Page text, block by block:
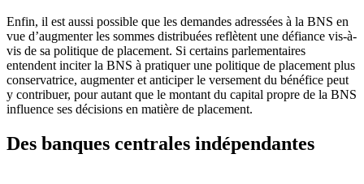
Enfin, il est aussi possible que les demandes adressées à la BNS en
vue d’augmenter les sommes distribuées reflètent une défiance vis-à-
vis de sa politique de placement. Si certains parlementaires
entendent inciter la BNS à pratiquer une politique de placement plus
conservatrice, augmenter et anticiper le versement du bénéfice peut
y contribuer, pour autant que le montant du capital propre de la BNS
influence ses décisions en matière de placement.
Des banques centrales indépendantes